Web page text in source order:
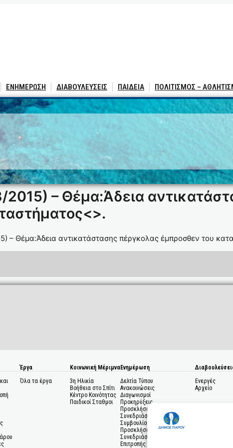
ΕΝΗΜΕΡΩΣΗ ΔΙΑΒΟΥΛΕΥΣΕΙΣ ΠΑΙΔΕΙΑ ΠΟΛΙΤΙΣΜΟΣ –
– Θέμα:Άδεια
>.
Θέμα:Άδεια αντικατάστασης πέργκολας έμπροσθεν του
Έργα
Όλα τα έργα
Κοινωνική Μέριμνα
3η Ηλικία
Βοήθεια στο Σπίτι
Κέντρο Κοινότητας
Παιδικοί Σταθμοι
Ενημέρωση
Δελτία Τύπου
Ανακοινώσεις
Διαγωνισμοί
Προκηρύξεις
Προσκλήσεις σε
Συνεδριάσεις Δημοτικού
Συμβουλίου
Προσκλήσεις σε
Συνεδριάσεις Δημοτικής
Επιτροπής
Ενεργές
Αρχείο